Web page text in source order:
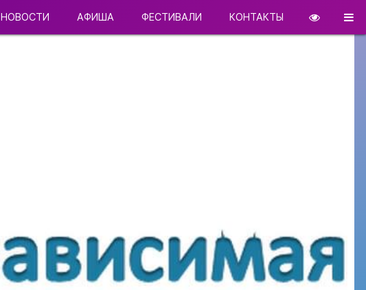
НОВОСТИ АФИША ФЕСТИВАЛИ КОНТАКТЫ